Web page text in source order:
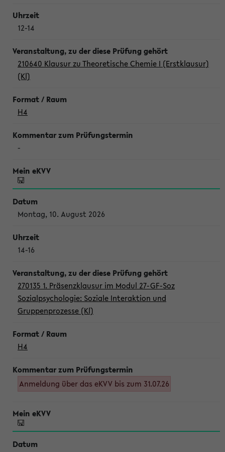
12-14
210640 Klausur zu Theoretische Chemie I (Erstklausur)
(Kl)
H4
-
Montag, 10. August 2026
14-16
270135 1. Präsenzklausur im Modul 27-GF-Soz
Sozialpsychologie: Soziale Interaktion und
Gruppenprozesse (Kl)
H4
Anmeldung über das eKVV bis zum 31.07.26